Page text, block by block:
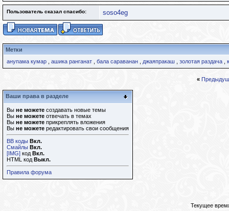
Пользователь сказал cпасибо: soso4eg
Метки
анупама кумар
ашика ранганат бала сараванан джаяпракаш золотая раздача
«
Ваши права в разделе
Вы не можете создавать новые темы
Вы не можете отвечать в темах
Вы не можете прикреплять вложения
Вы не можете редактировать свои сообщения
BB коды Вкл.
Смайлы Вкл.
[IMG] код Вкл.
HTML код Выкл.
Правила форума
Текущее